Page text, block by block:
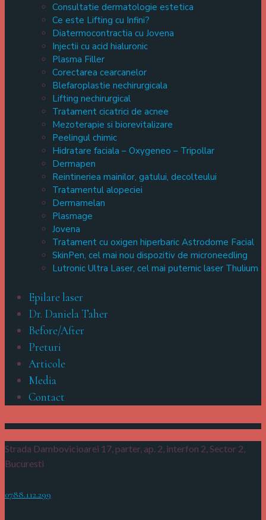
Consultatie dermatologie estetica
Ce este Lifting cu Infini?
Diatermocontractia cu Jovena
Injectii cu acid hialuronic
Plasma Filler
Corectarea cearcanelor
Blefaroplastie nechirurgicala
Lifting nechirurgical
Tratament cicatrici de acnee
Mezoterapie si biorevitalizare
Peelingul chimic
Hidratare faciala – Oxygeneo – Tripollar
Dermapen
Reintineriea mainilor, gatului, decolteului
Tratamentul alopeciei
Dermamelan
Plasmage
Jovena
Tratament cu oxigen hiperbaric Astrodome Facial
SkinPen, cel mai nou dispozitiv de microneedling
Lutronic Ultra Laser, cel mai puternic laser Thulium
Epilare laser
Dr. Daniela Taher
Before/After
Preturi
Articole
Media
Contact
Strada Dambovicioarei 17, parter, ap. 2, interfon 2,Sector 2,
Bucuresti
0788.112.299